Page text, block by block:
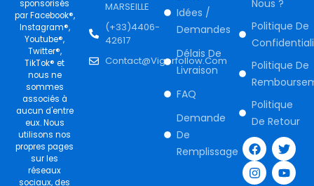
sponsorisés
par Facebook®,
Instagram®,
Youtube®,
Twitter®,
TikTok® et
nous ne
sommes
associés à
aucun d'entre
eux. Nous
utilisons nos
propres pages
sur les
réseaux
sociaux, des
MARSEILLE
(+33)4406-
42617
Contact@vigorfollow.com
Idées /
Demandes
Délais De
Livraison
FAQ
Demande
De
Remplissage
Nous ?
Politique De
Politique De
Politique
De Retour
F
a
c
e
T
w
i
t
I
n
s
t
Y
o
u
t